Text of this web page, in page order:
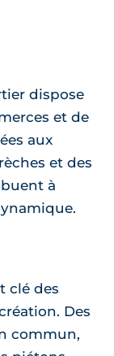
dispose
et de
aux
et des
à
clé des
Des
commun,